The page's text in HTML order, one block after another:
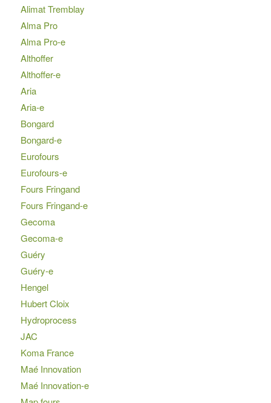
Alimat Tremblay
Alma Pro
Alma Pro-e
Althoffer
Althoffer-e
Aria
Aria-e
Bongard
Bongard-e
Eurofours
Eurofours-e
Fours Fringand
Fours Fringand-e
Gecoma
Gecoma-e
Guéry
Guéry-e
Hengel
Hubert Cloix
Hydroprocess
JAC
Koma France
Maé Innovation
Maé Innovation-e